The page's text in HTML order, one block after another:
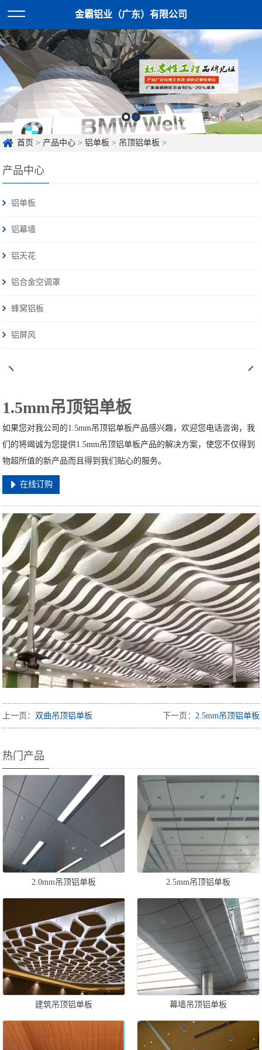
金霸铝业（广东）有限公司
首页 > 产品中心 >铝单板 > 吊顶铝单板 >
产品中心
铝单板
铝幕墙
铝天花
铝合金空调罩
蜂窝铝板
铝屏风
1.5mm吊顶铝单板
如果您对我公司的1.5mm吊顶铝单板产品感兴趣，欢迎您电话咨询，我
们的将竭诚为您提供1.5mm吊顶铝单板产品的解决方案，使您不仅得到
物超所值的新产品而且得到我们贴心的服务。
在线订购
上一页： 双曲吊顶铝单板 下一页： 2.5mm吊顶铝单板
热门产品
2.0mm吊顶铝单板 2.5mm吊顶铝单板
建筑吊顶铝单板 幕墙吊顶铝单板